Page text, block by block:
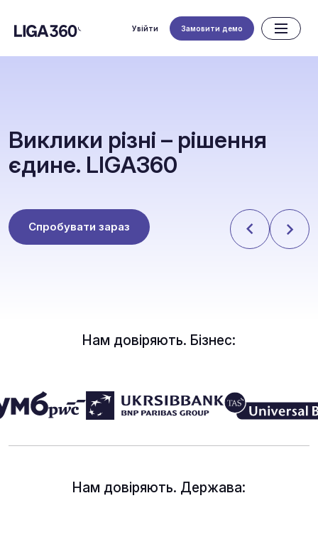
Увійти Замовити демо
Виклики різні – рішення
єдине. LIGA360
Спробувати зараз
Нам довіряють. Бізнес:
Нам довіряють. Держава: